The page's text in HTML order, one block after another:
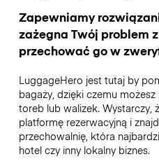
Zapewniamy
zażegna Twój problem
przechować go w
LuggageHero jest tutaj by
bagaży, dzięki czemu
toreb lub walizek. Wystarczy,
platformę rezerwacyjną i
przechowalnię, która
hotel czy inny lokalny biznes.